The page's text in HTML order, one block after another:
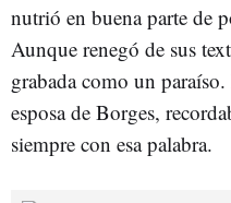
nutrió en buena parte de
Aunque renegó de sus
grabada como un paraíso.
esposa de Borges,
siempre con esa palabra.